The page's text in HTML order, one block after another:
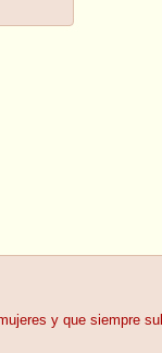
y que siempre